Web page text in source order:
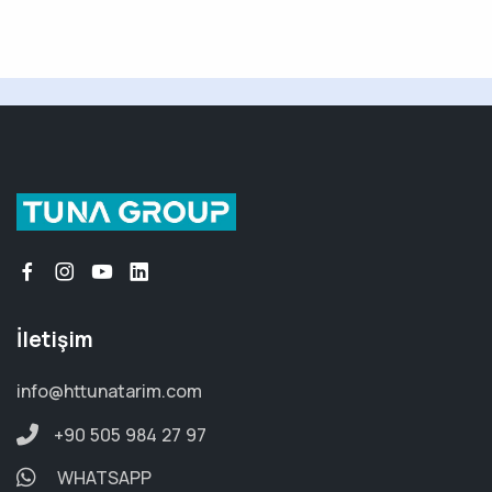
İletişim
info@httunatarim.com
+90 505 984 27 97
WHATSAPP